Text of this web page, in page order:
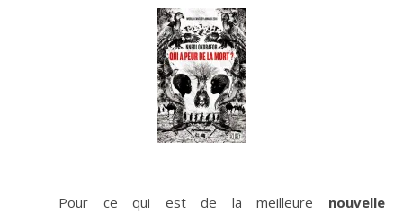
Pour ce qui est de la meilleure nouvelle